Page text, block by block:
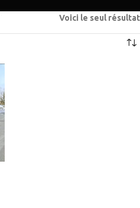
Voici le seul résultat